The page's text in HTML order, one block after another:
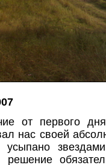
от первого
нас своей
усыпано
решение